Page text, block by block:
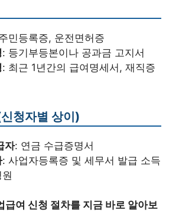
민등록증, 운전면허증
: 등기부등본이나 공과금 고지서
: 최근 1년간의 급여명세서, 재직증
청자별 상이)
자: 연금 수급증명서
: 사업자등록증 및 세무서 발급 소득
급여 신청 절차를 지금 바로 알아보